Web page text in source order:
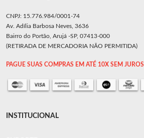
CNPJ: 15.776.984/0001-74
Av. Adília Barbosa Neves, 3636
Bairro do Portão, Arujá -SP, 07413-000
(RETIRADA DE MERCADORIA NÃO PERMITIDA)
PAGUE SUAS COMPRAS EM ATÉ 10X SEM JUROS
INSTITUCIONAL